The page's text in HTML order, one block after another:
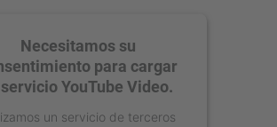
Necesitamos su
para cargar
YouTube Video.
un servicio de terceros